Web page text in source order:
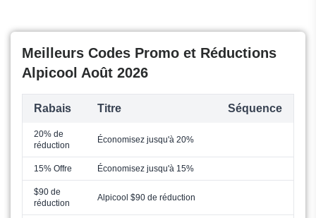
Meilleurs Codes Promo et Réductions
Alpicool Août 2026
Rabais Titre Séquence
20% de
réduction
Économisez jusqu'à 20%
15% Offre Économisez jusqu'à 15%
$90 de
réduction
Alpicool $90 de réduction